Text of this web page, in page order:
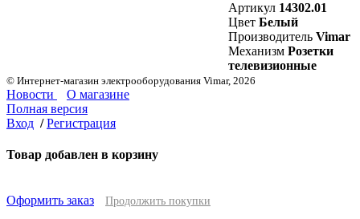
Артикул 14302.01
Цвет Белый
Производитель Vimar
Механизм Розетки
телевизионные
© Интернет-магазин электрооборудования Vimar, 2026
Новости
О магазине
Полная версия
Вход / Регистрация
Товар добавлен в корзину
Оформить заказ Продолжить покупки